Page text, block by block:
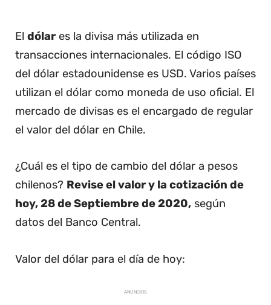
El dólares la divisa más utilizada en
transacciones internacionales. El código ISO
del dólar estadounidense es USD. Varios países
utilizan el dólar como moneda de uso oficial. El
mercado de divisas es el encargado de regular
el valor del dólar en Chile.
¿Cuál es el tipo de cambio del dólar a pesos
chilenos? Revise el valor y la cotización de
hoy, 28 de Septiembre de 2020, según
datos del Banco Central.
Valor del dólar para el día de hoy:
ANUNCIOS